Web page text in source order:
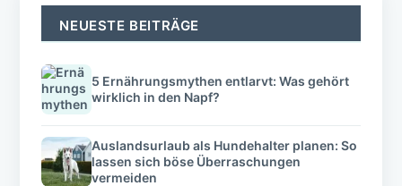
NEUESTE BEITRÄGE
5 Ernährungsmythen entlarvt: Was gehört
wirklich in den Napf?
Auslandsurlaub als Hundehalter planen: So
lassen sich böse Überraschungen
vermeiden